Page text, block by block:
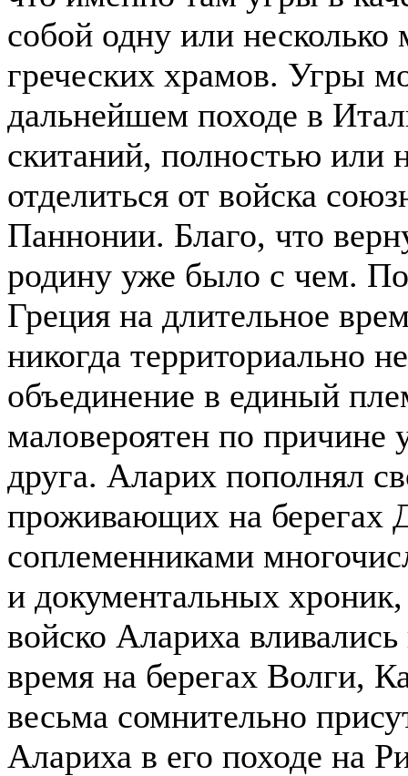
собой одну или
греческих храмов. Угры
дальнейшем походе в
скитаний, полностью или
отделиться от войска
Паннонии. Благо, что
родину уже было с чем.
Греция на длительное
никогда территориально
объединение в единый
маловероятен по причине
друга. Аларих пополнял
проживающих на берегах
соплеменниками
и документальных
войско Алариха
время на берегах Волги,
весьма сомнительно
Алариха в его походе на